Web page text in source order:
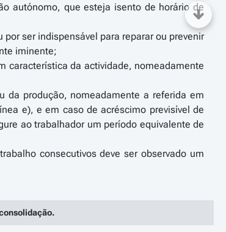
autónomo, que esteja isento de horário de
ser indispensável para reparar ou prevenir
iminente;
característica da actividade, nomeadamente
da produção, nomeadamente a referida em
e), e em caso de acréscimo previsível de
ao trabalhador um período equivalente de
consecutivos deve ser observado um